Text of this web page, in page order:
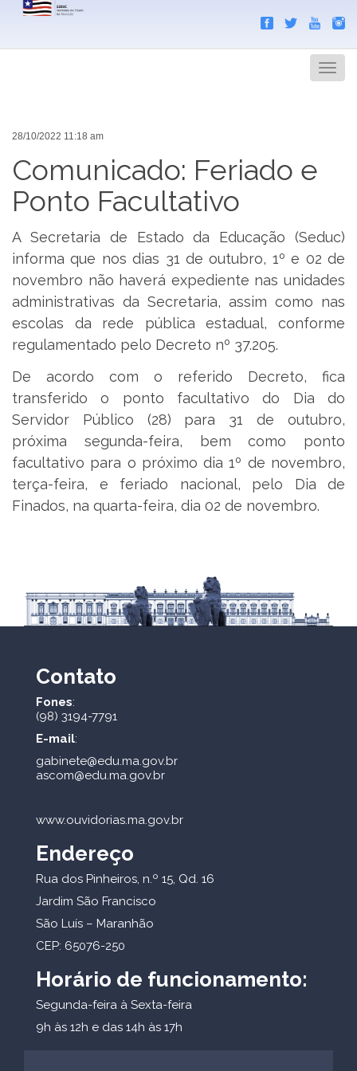
Menu
28/10/2022 11:18 am
Comunicado: Feriado e
Ponto Facultativo
A Secretaria de Estado da Educação (Seduc)
informa que nos dias 31 de outubro, 1º e 02 de
novembro não haverá expediente nas unidades
administrativas da Secretaria, assim como nas
escolas da rede pública estadual, conforme
regulamentado pelo Decreto nº 37.205.
De acordo com o referido Decreto, fica
transferido o ponto facultativo do Dia do
Servidor Público (28) para 31 de outubro,
próxima segunda-feira, bem como ponto
facultativo para o próximo dia 1º de novembro,
terça-feira, e feriado nacional, pelo Dia de
Finados, na quarta-feira, dia 02 de novembro.
Contato
Fones:
(98) 3194-7791
E-mail:
gabinete@edu.ma.gov.br
ascom@edu.ma.gov.br
www.ouvidorias.ma.gov.br
Endereço
Rua dos Pinheiros, n.º 15, Qd. 16
Jardim São Francisco
São Luís – Maranhão
CEP: 65076-250
Horário de funcionamento:
Segunda-feira à Sexta-feira
9h às 12h e das 14h às 17h